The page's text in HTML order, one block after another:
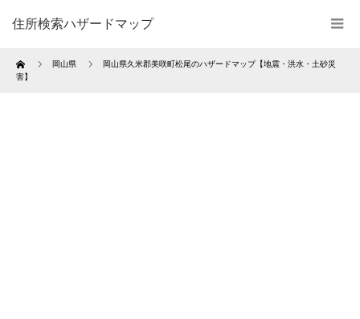
住所検索ハザードマップ
Home 岡山県
岡山県久米郡美咲町松尾のハザードマップ【地震・洪水・土砂災
害】